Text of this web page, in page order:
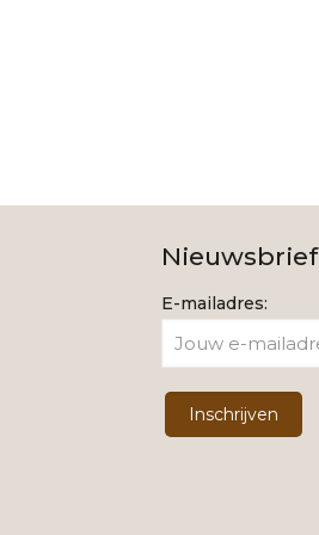
Nieuwsbrief
E-mailadres: